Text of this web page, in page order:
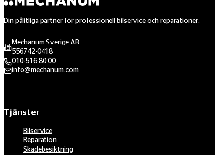
Din pålitliga partner för professionell bilservice och reparationer.
Mechanum Sverige AB
556742-0418
010-516 80 00
info@mechanum.com
Tjänster
Bilservice
Reparation
Skadebesiktning